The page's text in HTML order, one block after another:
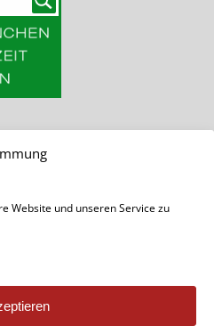
Website und unseren Service zu